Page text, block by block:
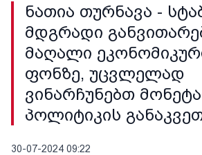
ნათია თურნავა -
მდგრადი
მაღალი
ფონზე, უცვლელად
ვინარჩუნებთ
პოლიტიკის
30-07-2024 09:22